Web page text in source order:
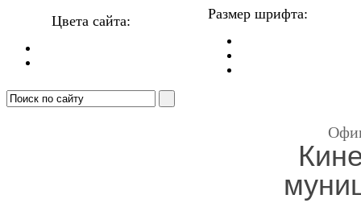
Цвета сайта: Размер шрифта: